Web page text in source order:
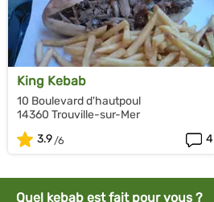
King Kebab
10 Boulevard d'hautpoul
14360 Trouville-sur-Mer
3.9
4
Quel kebab est fait pour vous ?